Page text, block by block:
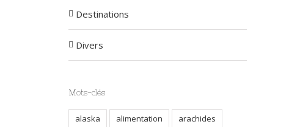
Destinations
Divers
Mots-clés
alaska alimentation
arachides